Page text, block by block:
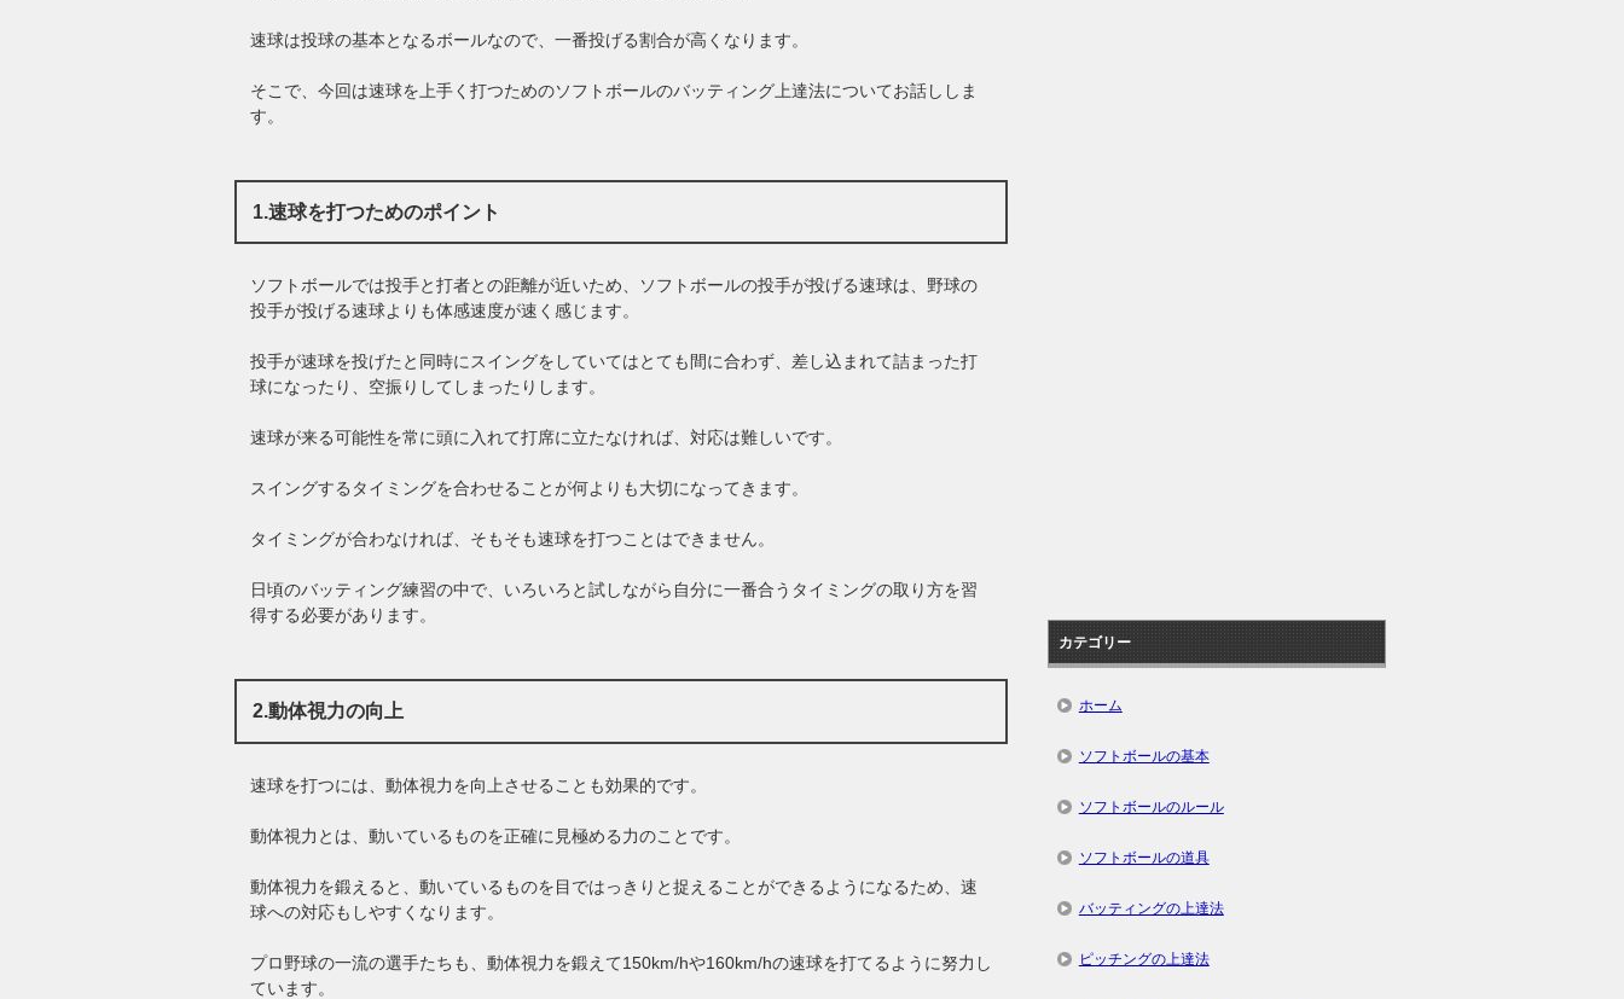
速球は投球の基本となるボールなので、一番投げる割合が高くなります。
そこで、今回は速球を上手く打つためのソフトボールのバッティング上達法についてお話ししま
す。
1.速球を打つためのポイント
ソフトボールでは投手と打者との距離が近いため、ソフトボールの投手が投げる速球は、野球の
投手が投げる速球よりも体感速度が速く感じます。
投手が速球を投げたと同時にスイングをしていてはとても間に合わず、差し込まれて詰まった打
球になったり、空振りしてしまったりします。
速球が来る可能性を常に頭に入れて打席に立たなければ、対応は難しいです。
スイングするタイミングを合わせることが何よりも大切になってきます。
タイミングが合わなければ、そもそも速球を打つことはできません。
日頃のバッティング練習の中で、いろいろと試しながら自分に一番合うタイミングの取り方を習
得する必要があります。
2.動体視力の向上
速球を打つには、動体視力を向上させることも効果的です。
動体視力とは、動いているものを正確に見極める力のことです。
動体視力を鍛えると、動いているものを目ではっきりと捉えることができるようになるため、速
球への対応もしやすくなります。
プロ野球の一流の選手たちも、動体視力を鍛えて150km/hや160km/hの速球を打てるように努力し
ています。
カテゴリー
ホーム
ソフトボールの基本
ソフトボールのルール
ソフトボールの道具
バッティングの上達法
ピッチングの上達法